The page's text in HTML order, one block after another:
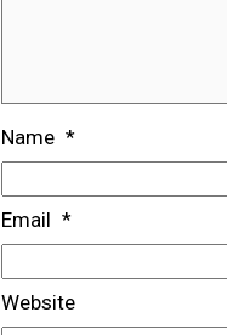
Name *
Email *
Website